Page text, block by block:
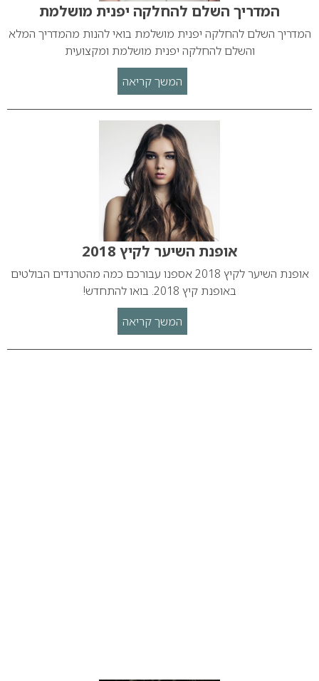
המדריך השלם להחלקה יפנית מושלמת
המדריך השלם להחלקה יפנית מושלמת בואי להנות מהמדריך המלא
והשלם להחלקה יפנית מושלמת ומקצועית
המשך קריאה
אופנת השיער לקיץ 2018
אופנת השיער לקיץ 2018 אספנו עבורכם כמה מהטרנדים הבולטים
באופנת קיץ 2018. בואו להתחדש!
המשך קריאה